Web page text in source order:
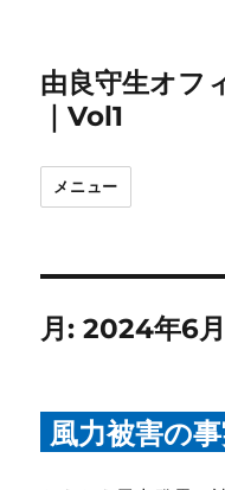
由良守生オフ
｜Vol1
メニュー
月:2024年6月
風力被害の